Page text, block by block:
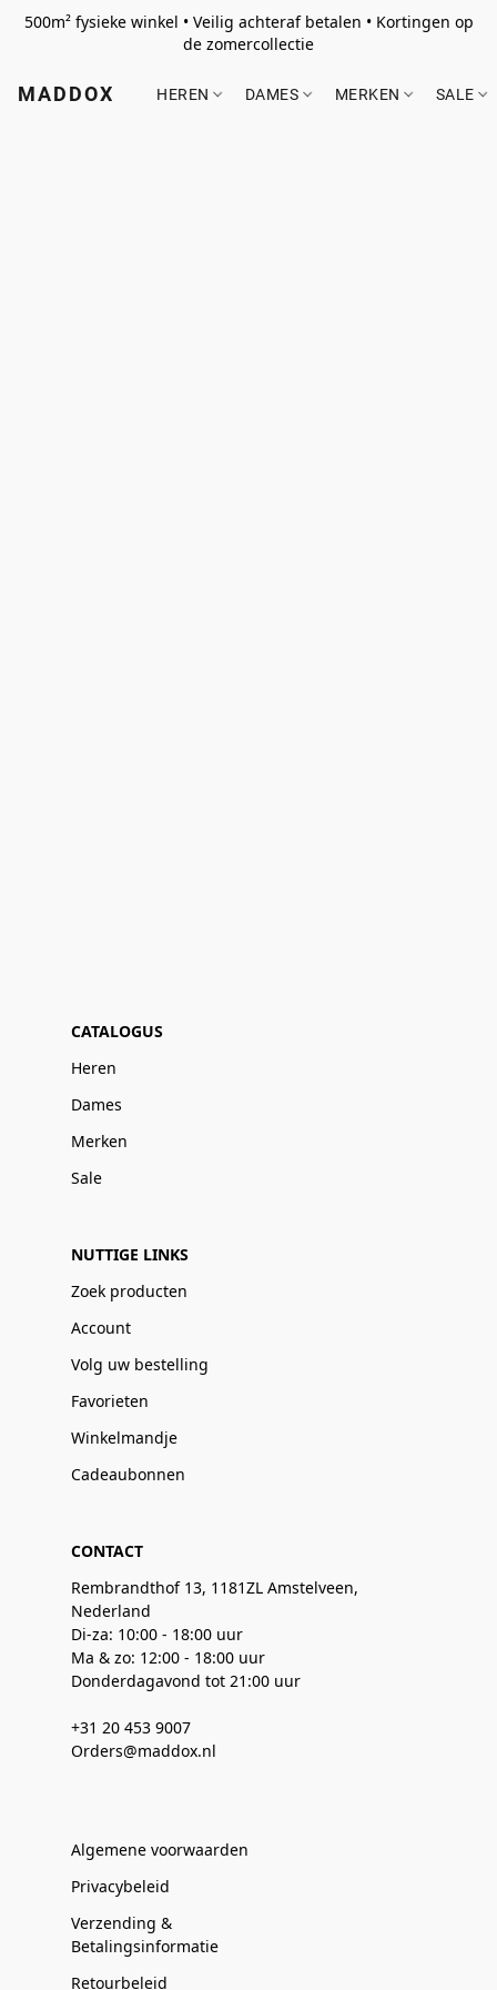
500m² fysieke winkel • Veilig achteraf betalen • Kortingen op
de zomercollectie
MADDOX HEREN DAMES MERKEN SALE
CATALOGUS
Heren
Dames
Merken
Sale
NUTTIGE LINKS
Zoek producten
Account
Volg uw bestelling
Favorieten
Winkelmandje
Cadeaubonnen
CONTACT
Rembrandthof 13, 1181ZL Amstelveen,
Nederland
Di-za: 10:00 - 18:00 uur
Ma & zo: 12:00 - 18:00 uur
Donderdagavond tot 21:00 uur
+31 20 453 9007
Orders@maddox.nl
Algemene voorwaarden
Privacybeleid
Verzending &
Betalingsinformatie
Retourbeleid